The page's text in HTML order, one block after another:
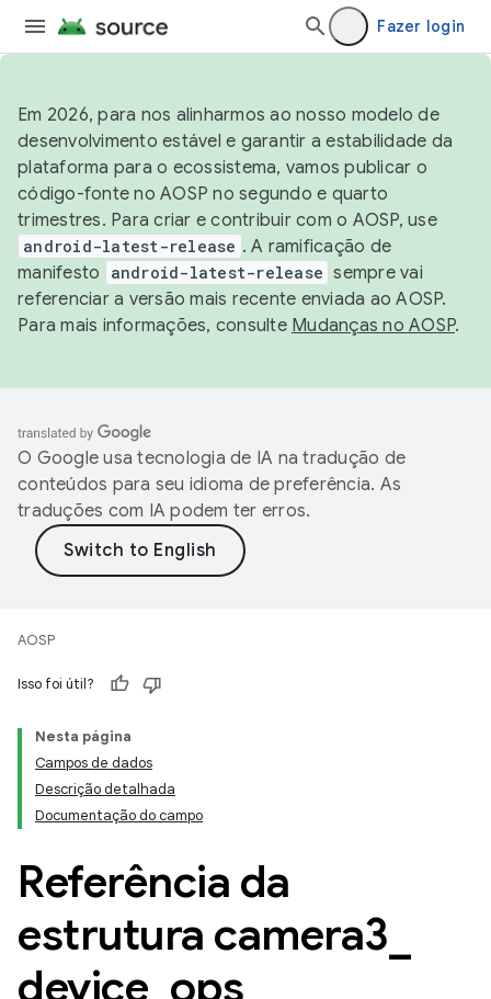
Fazer login
Em 2026, para nos alinharmos ao nosso modelo de
desenvolvimento estável e garantir a estabilidade da
plataforma para o ecossistema, vamos publicar o
código-fonte no AOSP no segundo e quarto
trimestres. Para criar e contribuir com o AOSP, use
android-latest-release . A ramificação de
manifesto
android-latest-release sempre vai
referenciar a versão mais recente enviada ao AOSP.
Para mais informações, consulte Mudanças no AOSP.
O Google usa tecnologia de IA na tradução de
conteúdos para seu idioma de preferência. As
traduções com IA podem ter erros.
AOSP
Isso foi útil?
Nesta página
Campos de dados
Descrição detalhada
Documentação do campo
Referência da
estrutura camera3
device ops